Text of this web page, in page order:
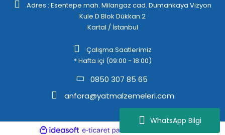
WhatsApp Bilgi
Adres : Esentepe mah. Milangaz cad. Dumankaya Vizyon
Kule D Blok Dükkan:2
Kartal / İstanbul
Çalışma Saatlerimiz
* Hafta içi (09:00 - 18:00)
0850 307 85 65
anfora@yatmalzemeleri.com
ideasoft